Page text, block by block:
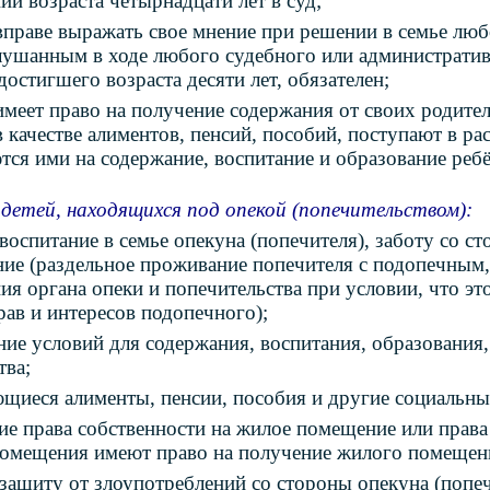
выражать свое мнение при решении в семье
в ходе любого судебного или
возраста десяти лет, обязателен;
право на получение содержания от своих
качестве алиментов, пенсий, пособий, поступают в
ими на содержание, воспитание и образование
находящихся под опекой (попечительством):
в семье опекуна (попечителя), заботу со
(раздельное проживание попечителя с
органа опеки и попечительства при условии, что
и интересов подопечного);
условий для содержания, воспитания,
алименты, пенсии, пособия и другие
права собственности на жилое помещение или
имеют право на получение жилого
от злоупотреблений со стороны опекуна